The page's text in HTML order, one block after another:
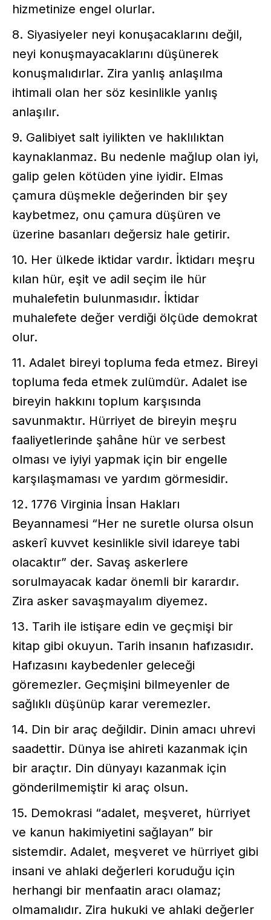
hizmetinize engel olurlar.
8. Siyasiyeler neyi konuşacaklarını değil,
neyi konuşmayacaklarını düşünerek
konuşmalıdırlar. Zira yanlış anlaşılma
ihtimali olan her söz kesinlikle yanlış
anlaşılır.
9. Galibiyet salt iyilikten ve haklılıktan
kaynaklanmaz. Bu nedenle mağlup olan iyi,
galip gelen kötüden yine iyidir. Elmas
çamura düşmekle değerinden bir şey
kaybetmez, onu çamura düşüren ve
üzerine basanları değersiz hale getirir.
10. Her ülkede iktidar vardır. İktidarı meşru
kılan hür, eşit ve adil seçim ile hür
muhalefetin bulunmasıdır. İktidar
muhalefete değer verdiği ölçüde demokrat
olur.
11. Adalet bireyi topluma feda etmez. Bireyi
topluma feda etmek zulümdür. Adalet ise
bireyin hakkını toplum karşısında
savunmaktır. Hürriyet de bireyin meşru
faaliyetlerinde şahâne hür ve serbest
olması ve iyiyi yapmak için bir engelle
karşılaşmaması ve yardım görmesidir.
12. 1776 Virginia İnsan Hakları
Beyannamesi “Her ne suretle olursa olsun
askerî kuvvet kesinlikle sivil idareye tabi
olacaktır” der. Savaş askerlere
sorulmayacak kadar önemli bir karardır.
Zira asker savaşmayalım diyemez.
13. Tarih ile istişare edin ve geçmişi bir
kitap gibi okuyun. Tarih insanın hafızasıdır.
Hafızasını kaybedenler geleceği
göremezler. Geçmişini bilmeyenler de
sağlıklı düşünüp karar veremezler.
14. Din bir araç değildir. Dinin amacı uhrevi
saadettir. Dünya ise ahireti kazanmak için
bir araçtır. Din dünyayı kazanmak için
gönderilmemiştir ki araç olsun.
15. Demokrasi “adalet, meşveret, hürriyet
ve kanun hakimiyetini sağlayan” bir
sistemdir. Adalet, meşveret ve hürriyet gibi
insani ve ahlaki değerleri koruduğu için
herhangi bir menfaatin aracı olamaz;
olmamalıdır. Zira hukuki ve ahlaki değerler